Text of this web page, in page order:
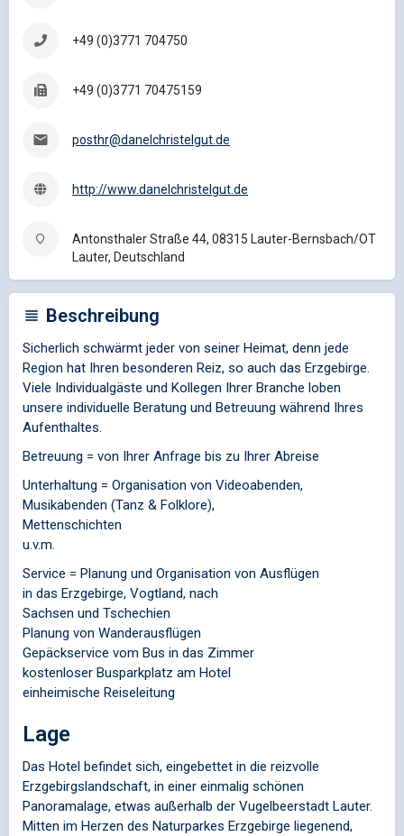
+49 (0)3771 704750
+49 (0)3771 70475159
posthr@danelchristelgut.de
http://www.danelchristelgut.de
Antonsthaler Straße 44, 08315 Lauter-Bernsbach/OT
Lauter, Deutschland
Beschreibung
Sicherlich schwärmt jeder von seiner Heimat, denn jede
Region hat Ihren besonderen Reiz, so auch das Erzgebirge.
Viele Individualgäste und Kollegen Ihrer Branche loben
unsere individuelle Beratung und Betreuung während Ihres
Aufenthaltes.
Betreuung = von Ihrer Anfrage bis zu Ihrer Abreise
Unterhaltung = Organisation von Videoabenden,
Musikabenden (Tanz & Folklore),
Mettenschichten
u.v.m.
Service = Planung und Organisation von Ausflügen
in das Erzgebirge, Vogtland, nach
Sachsen und Tschechien
Planung von Wanderausflügen
Gepäckservice vom Bus in das Zimmer
kostenloser Busparkplatz am Hotel
einheimische Reiseleitung
Lage
Das Hotel befindet sich, eingebettet in die reizvolle
Erzgebirgslandschaft, in einer einmalig schönen
Panoramalage, etwas außerhalb der Vugelbeerstadt Lauter.
Mitten im Herzen des Naturparkes Erzgebirge liegenend,